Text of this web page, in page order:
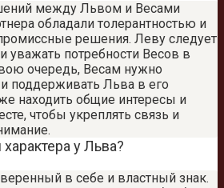
между Львом и Весами
обладали толерантностью и
решения. Леву следует
уважать потребности Весов в
очередь, Весам нужно
поддерживать Льва в его
находить общие интересы и
чтобы укреплять связь и
у Льва?
в себе и властный знак.